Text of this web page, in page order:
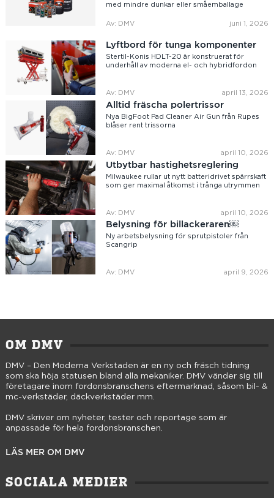
med mindre dunkar eller småemballage
Av: DMV juni 1, 2026
Lyftbord för tunga komponenter
Stertil-Konis HDLT-20 är konstruerat för
underhåll av moderna el- och hybridfordon
Av: DMV april 13, 2026
Alltid fräscha polertrissor
Nya BigFoot Pad Cleaner Air Gun från Rupes
blåser rent trissorna
Av: DMV april 10, 2026
Utbytbar hastighetsreglering
Milwaukee rullar ut nytt batteridrivet spärrskaft
som ger maximal åtkomst i trånga utrymmen
Av: DMV april 10, 2026
Belysning för billackeraren￼
Ny arbetsbelysning för sprutpistoler från
Scangrip
Av: DMV april 9, 2026
OM DMV
DMV – Den Moderna Verkstaden är en ny och fräsch tidning
som ska höja statusen bland alla mekaniker. DMV vänder sig till
företagare inom fordonsbranschens eftermarknad, såsom bil- &
mc-verkstäder, däckverkstäder mm.
DMV skriver om nyheter, tester och reportage som är
anpassade för hela fordonsbranschen.
LÄS MER OM DMV
SOCIALA MEDIER